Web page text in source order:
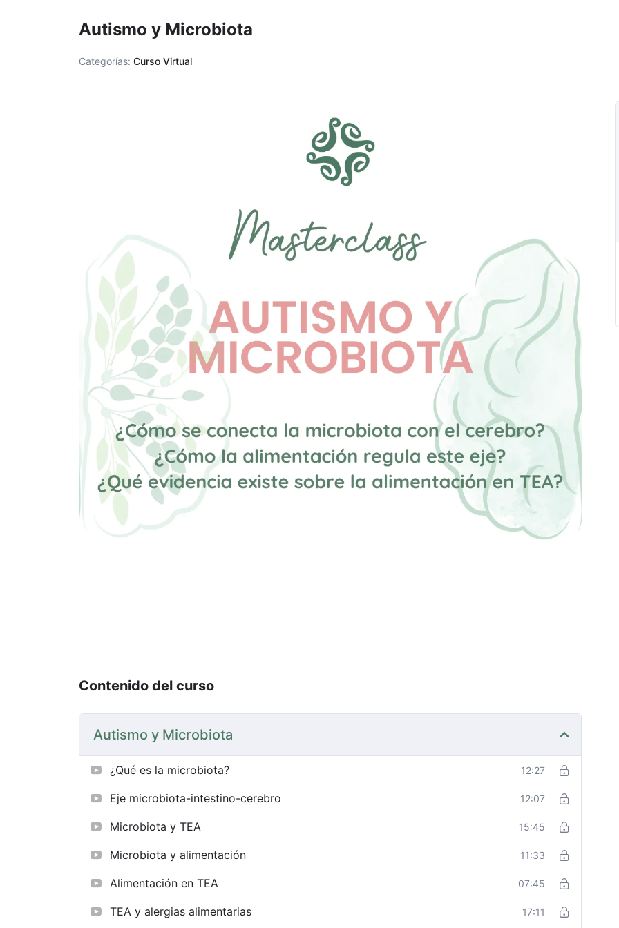
Autismo y Microbiota
Categorías: Curso Virtual
Contenido del curso
Autismo y Microbiota
¿Qué es la microbiota? 12:27
Eje microbiota-intestino-cerebro 12:07
Microbiota y TEA 15:45
Microbiota y alimentación 11:33
Alimentación en TEA 07:45
TEA y alergias alimentarias 17:11